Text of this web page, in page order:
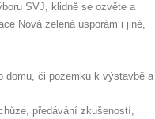
SVJ, klidně se ozvěte a
Nová zelená úsporám i jiné,
domu, či pozemku k výstavbě a
předávání zkušeností,